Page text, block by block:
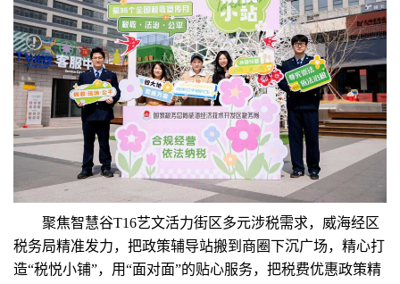
聚焦智慧谷T16艺文活力街区多元涉税需求，威海经区
税务局精准发力，把政策辅导站搬到商圈下沉广场，精心打
造“税悦小铺”，用“面对面”的贴心服务，把税费优惠政策精